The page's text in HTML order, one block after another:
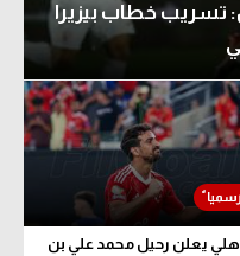
تسريب خطاب بيزيرا
يعلن رحيل محمد علي بن